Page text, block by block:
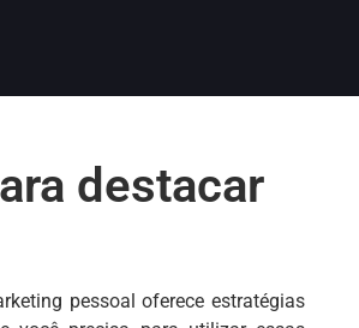
destacar
pessoal oferece estratégias